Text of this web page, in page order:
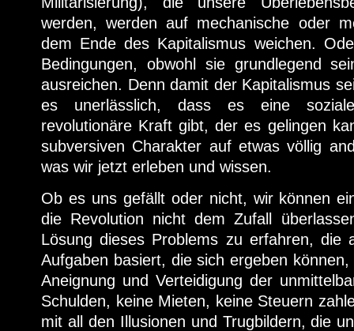
werden, werden auf mechanische oder
dem Ende des Kapitalismus weichen.
Bedingungen, obwohl sie grundlegend
ausreichen. Denn damit der Kapitalismus
es unerlässlich, dass es eine
revolutionäre Kraft gibt, der es gelingen
subversiven Charakter auf etwas völlig
was wir jetzt erleben und wissen.
Ob es uns gefällt oder nicht, wir können
die Revolution nicht dem Zufall
Lösung dieses Problems zu erfahren, die
Aufgaben basiert, die sich ergeben
Aneignung und Verteidigung der
Schulden, keine Mieten, keine Steuern
mit all den Illusionen und Trugbildern, die